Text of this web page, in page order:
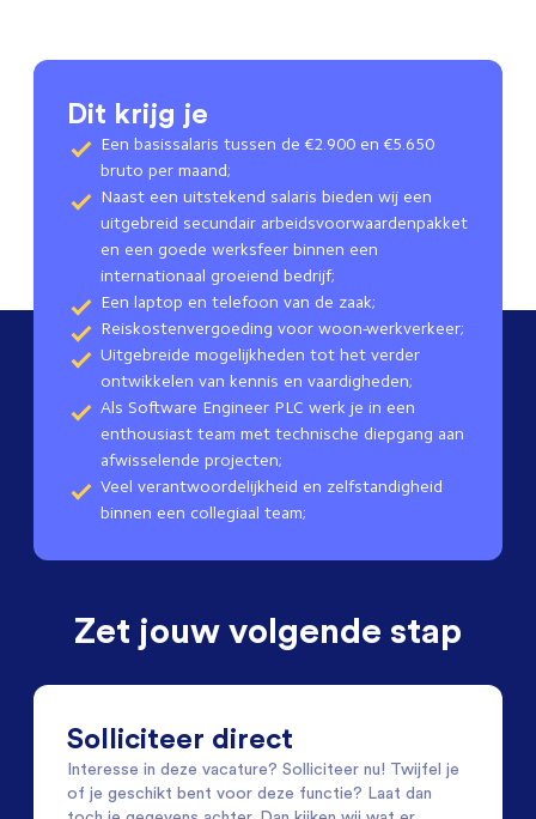
Dit krijg je
Een basissalaris tussen de €2.900 en €5.650
bruto per maand;
Naast een uitstekend salaris bieden wij een
uitgebreid secundair arbeidsvoorwaardenpakket
en een goede werksfeer binnen een
internationaal groeiend bedrijf;
Een laptop en telefoon van de zaak;
Reiskostenvergoeding voor woon-werkverkeer;
Uitgebreide mogelijkheden tot het verder
ontwikkelen van kennis en vaardigheden;
Als Software Engineer PLC werk je in een
enthousiast team met technische diepgang aan
afwisselende projecten;
Veel verantwoordelijkheid en zelfstandigheid
binnen een collegiaal team;
Zet jouw volgende stap
Solliciteer direct
Interesse in deze vacature? Solliciteer nu! Twijfel je
of je geschikt bent voor deze functie? Laat dan